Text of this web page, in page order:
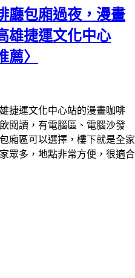
廳包廂過夜，漫畫
雄捷運文化中心
〉
捷運文化中心站的漫畫咖啡
閱讀，有電腦區、電腦沙發
廂區可以選擇，樓下就是全家
眾多，地點非常方便，很適合